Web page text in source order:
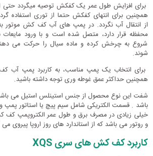
برای افزایش طول عمر یک کفکش توصیه میگردد حتی
همچنین برای انتهای کفکش حتما از توری استفاده
از انتقال آب نگردد. در پمپ های آب کف کش موتور
محفظه قرار دارد، متصل شده است و با ورود مایعات
شروع به چرخش کرده و ماده سیال را حرکت می
شوند.
برای انتخاب یک پمپ مناسب، به کاربرد پمپ آب
همچنین حداکثر عمق غوطه وری توجه داشته باشید.
شفت این نوع محصول از جنس استینلس استیل می
باشد . قسمت الکتریکی شامل سیم پیچ یا استاتور پمپ
خیلی زیادی در مصرف برق و طول عمر الکتروپمپ کف
و روتور می باشد که از استاندارد های روز اروپا پیروی
کاربرد کف کش های سری XQS